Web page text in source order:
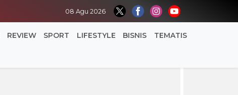
08 Agu 2026
REVIEW SPORT LIFESTYLE BISNIS TEMATIS